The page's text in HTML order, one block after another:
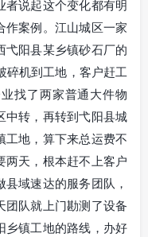
者说起这个变化都有明
作案例。江山城区一家
弋阳县某乡镇砂石厂的
碎机到工地，客户赶工
找了两家普通大件物
中转，再转到弋阳县城
工地，算下来总运费不
两天，根本赶不上客户
域速达的服务团队，
团队就上门勘测了设备
乡镇工地的路线，办好